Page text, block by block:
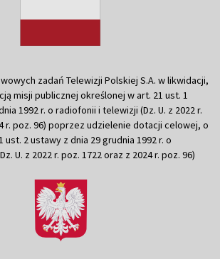
zadań Telewizji Polskiej S.A. w likwidacji,
misji publicznej określonej w art. 21 ust. 1
1992 r. o radiofonii i telewizji (Dz. U. z 2022 r.
r. poz. 96) poprzez udzielenie dotacji celowej, o
2 ustawy z dnia 29 grudnia 1992 r. o
U. z 2022 r. poz. 1722 oraz z 2024 r. poz. 96)